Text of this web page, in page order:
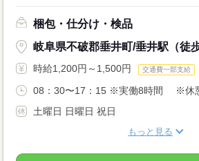
梱包・仕分け・検品
岐阜県不破郡垂井町/垂井駅（徒
時給1,200円～1,500円 交通費一部支給
08：30〜17：15 ※実働8時間 ※休
土曜日 日曜日 祝日
もっと見る